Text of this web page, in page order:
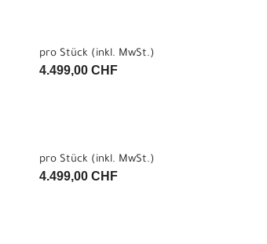
pro Stück (inkl. MwSt.)
4.499,00 CHF
pro Stück (inkl. MwSt.)
4.499,00 CHF